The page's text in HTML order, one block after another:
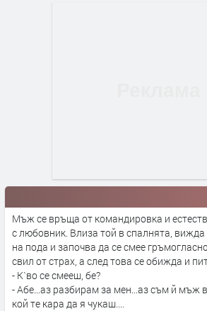
Мъж се връща от командировка и
с любовник. Влиза той в спалнята, вижда
на пода и започва да се смее
свил от страх, а след това се обижда и
- К`во се смееш, бе?
- Абе...аз разбирам за мен...аз съм й мъж
кой те кара да я чукаш....